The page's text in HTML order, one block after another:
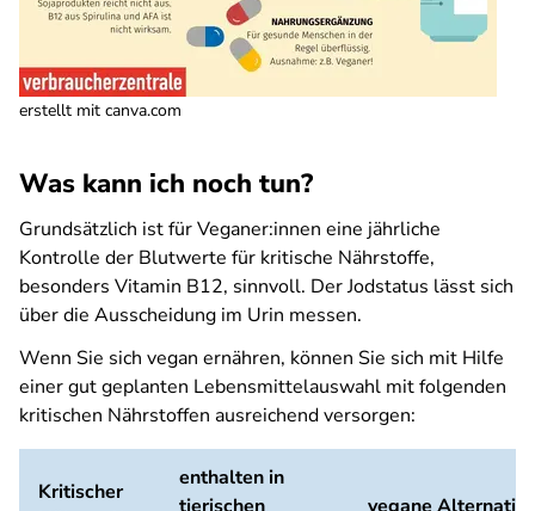
erstellt mit canva.com
Was kann ich noch tun?
Grundsätzlich ist für Veganer:innen eine jährliche
Kontrolle der Blutwerte für kritische Nährstoffe,
besonders Vitamin B12, sinnvoll. Der Jodstatus lässt sich
über die Ausscheidung im Urin messen.
Wenn Sie sich vegan ernähren, können Sie sich mit Hilfe
einer gut geplanten Lebensmittelauswahl mit folgenden
kritischen Nährstoffen ausreichend versorgen:
Kritischer
enthalten in